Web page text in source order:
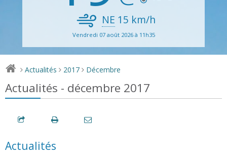
NE 15 km/h
Vendredi 07 août 2026 à 11h35
> Actualités > 2017 > Décembre
Actualités - décembre 2017
Actualités